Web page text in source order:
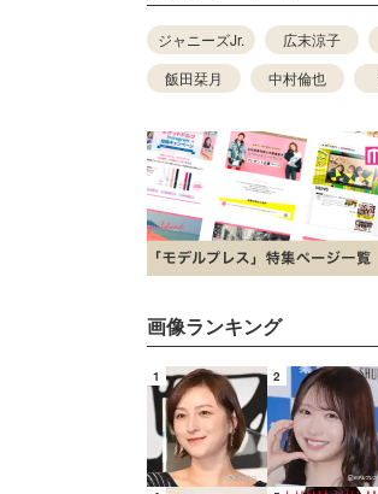
ジャニーズJr. 広末涼子
飯田栞月
中村倫也
画像ランキング
1 2